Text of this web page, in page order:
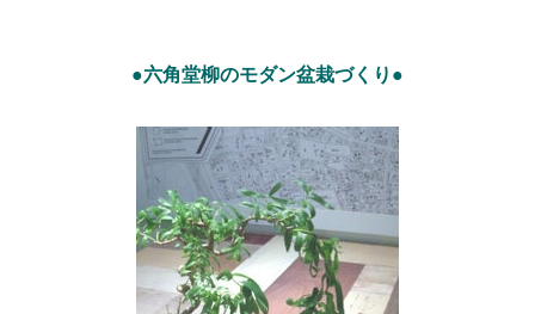
●六角堂柳のモダン盆栽づくり●